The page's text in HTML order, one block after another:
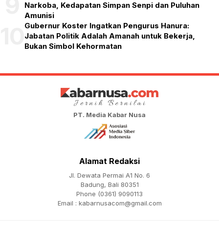
Narkoba, Kedapatan Simpan Senpi dan Puluhan
Amunisi
Gubernur Koster Ingatkan Pengurus Hanura:
Jabatan Politik Adalah Amanah untuk Bekerja,
Bukan Simbol Kehormatan
PT. Media Kabar Nusa
Alamat Redaksi
Jl. Dewata Permai A1 No. 6
Badung, Bali 80351
Phone (0361) 9090113
Email : kabarnusacom@gmail.com